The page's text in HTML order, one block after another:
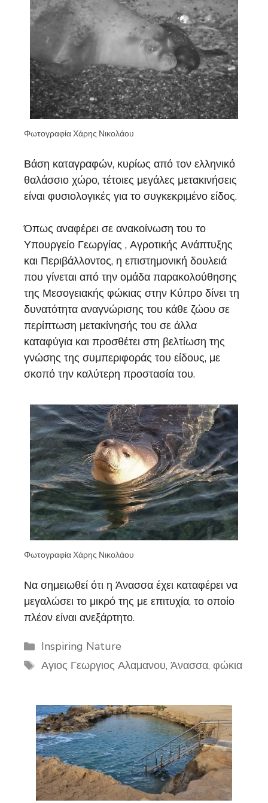
Φωτογραφία Χάρης Νικολάου
Βάση καταγραφών, κυρίως από τον ελληνικό
θαλάσσιο χώρο, τέτοιες μεγάλες μετακινήσεις
είναι φυσιολογικές για το συγκεκριμένο είδος.
Όπως αναφέρει σε ανακοίνωση του το
Υπουργείο Γεωργίας , Αγροτικής Ανάπτυξης
και Περιβάλλοντος, η επιστημονική δουλειά
που γίνεται από την ομάδα παρακολούθησης
της Μεσογειακής φώκιας στην Κύπρο δίνει τη
δυνατότητα αναγνώρισης του κάθε ζώου σε
περίπτωση μετακίνησής του σε άλλα
καταφύγια και προσθέτει στη βελτίωση της
γνώσης της συμπεριφοράς του είδους, με
σκοπό την καλύτερη προστασία του.
Φωτογραφία Χάρης Νικολάου
Να σημειωθεί ότι η Άνασσα έχει καταφέρει να
μεγαλώσει το μικρό της με επιτυχία, το οποίο
πλέον είναι ανεξάρτητο.
Categories
Inspiring Nature
Tags
Αγιος Γεωργιος Αλαμανου, Άνασσα, φώκια